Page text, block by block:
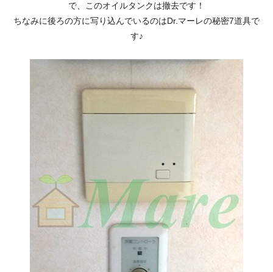
で、このオイルタンクは撤去です！
ちなみに後ろの方に写り込んでいるのはDr.マーレの秘密7道具で
す♪